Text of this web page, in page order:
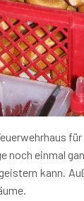
noch einmal
kann.